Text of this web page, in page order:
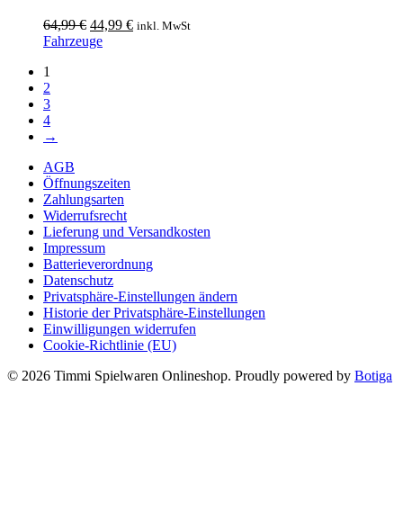
64,99€ Ursprünglicher
Preis
44,99 €Aktueller
inkl. MwSt
Fahrzeuge
1
2
3
4
→
AGB
Öffnungszeiten
Zahlungsarten
Widerrufsrecht
Lieferung und Versandkosten
Impressum
Batterieverordnung
Datenschutz
Privatsphäre-Einstellungen ändern
Historie der Privatsphäre-Einstellungen
Einwilligungen widerrufen
Cookie-Richtlinie (EU)
© 2026 Timmi Spielwaren Onlineshop. Proudly powered by Botiga